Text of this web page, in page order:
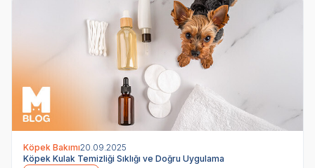
Köpek Bakımı20.09.2025
Köpek Kulak Temizliği Sıklığı ve Doğru Uygulama